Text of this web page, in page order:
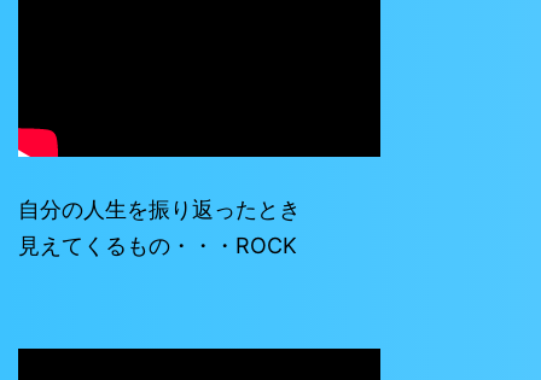
自分の人生を振り返ったとき
見えてくるもの・・・ROCK